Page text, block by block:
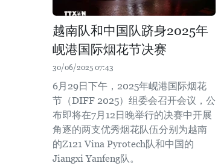
越南队和中国队跻身2025年
岘港国际烟花节决赛
30/06/2025 07:43
6月29日下午，2025年岘港国际烟花
节（DIFF 2025）组委会召开会议，公
布即将在7月12日晚举行的决赛中开展
角逐的两支优秀烟花队伍分别为越南
的Z121 Vina Pyrotech队和中国的
Jiangxi Yanfeng队。